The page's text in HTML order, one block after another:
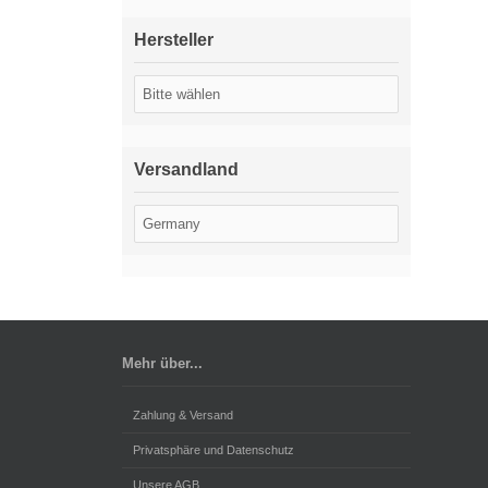
Hersteller
Versandland
Mehr über...
Zahlung & Versand
Privatsphäre und Datenschutz
Unsere AGB